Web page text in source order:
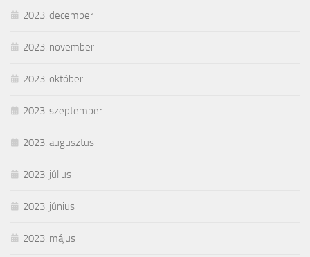
2023. december
2023. november
2023. október
2023. szeptember
2023. augusztus
2023. július
2023. június
2023. május